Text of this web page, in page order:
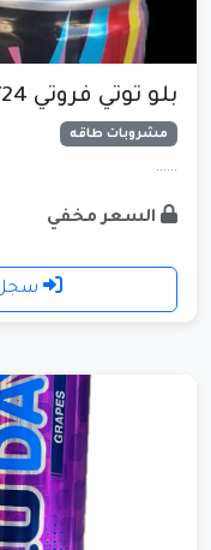
بلو توتي فروتي 1/24
مشروبات طاقه
......
السعر مخفي
سجل